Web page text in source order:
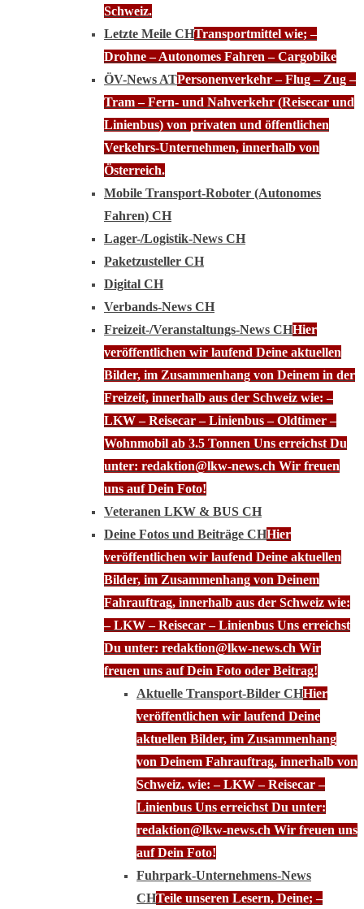
Schweiz.
Letzte Meile CHTransportmittel wie; –
Drohne – Autonomes Fahren – Cargobike
ÖV-News ATPersonenverkehr – Flug – Zug –
Tram – Fern- und Nahverkehr (Reisecar und
Linienbus) von privaten und öffentlichen
Verkehrs-Unternehmen, innerhalb von
Österreich.
Mobile Transport-Roboter (Autonomes
Fahren) CH
Lager-/Logistik-News CH
Paketzusteller CH
Digital CH
Verbands-News CH
Freizeit-/Veranstaltungs-News CHHier
veröffentlichen wir laufend Deine aktuellen
Bilder, im Zusammenhang von Deinem in der
Freizeit, innerhalb aus der Schweiz wie: –
LKW – Reisecar – Linienbus – Oldtimer –
Wohnmobil ab 3.5 Tonnen Uns erreichst Du
unter: redaktion@lkw-news.ch Wir freuen
uns auf Dein Foto!
Veteranen LKW & BUS CH
Deine Fotos und Beiträge CHHier
veröffentlichen wir laufend Deine aktuellen
Bilder, im Zusammenhang von Deinem
Fahrauftrag, innerhalb aus der Schweiz wie:
– LKW – Reisecar – Linienbus Uns erreichst
Du unter: redaktion@lkw-news.ch Wir
freuen uns auf Dein Foto oder Beitrag!
Aktuelle Transport-Bilder CHHier
veröffentlichen wir laufend Deine
aktuellen Bilder, im Zusammenhang
von Deinem Fahrauftrag, innerhalb von
Schweiz. wie: – LKW – Reisecar –
Linienbus Uns erreichst Du unter:
redaktion@lkw-news.ch Wir freuen uns
auf Dein Foto!
Fuhrpark-Unternehmens-News
CHTeile unseren Lesern, Deine; –